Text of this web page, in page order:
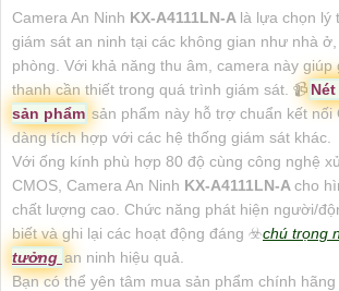
Camera An Ninh KX-A4111LN-A là lựa chọn lý
giám sát an ninh tại các không gian như nhà
phòng. Với khả năng thu âm, camera này giúp
thanh cần thiết trong quá trình giám sát. 📹
sản phẩm sản phẩm này hỗ trợ chuẩn kết nối
dàng tích hợp với các hệ thống giám sát khác.
Với ống kính phù hợp 80 độ cùng công nghệ
CMOS, Camera An Ninh KX-A4111LN-A cho
chất lượng cao. Chức năng phát hiện người/
biết và ghi lại các hoạt động đáng ☣️chú trọng
tưởng an ninh hiệu quả.
Bạn có thể yên tâm mua sản phẩm chính hãng